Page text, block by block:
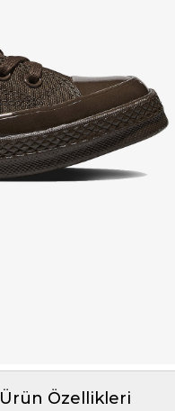
Ürün Özellikleri